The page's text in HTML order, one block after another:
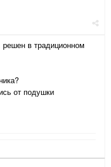
в традиционном
от подушки